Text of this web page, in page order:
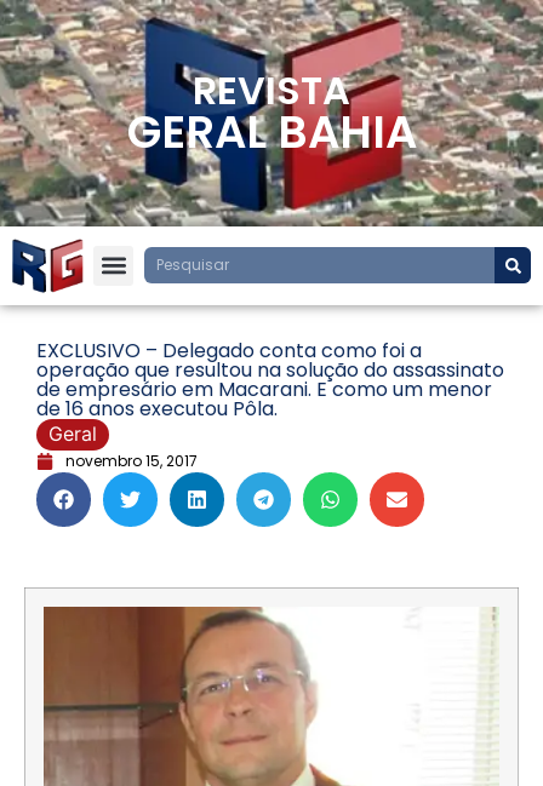
REVISTA
GERAL BAHIA
EXCLUSIVO – Delegado conta como foi a
operação que resultou na solução do assassinato
de empresário em Macarani. E como um menor
de 16 anos executou Pôla.
Geral
novembro 15, 2017